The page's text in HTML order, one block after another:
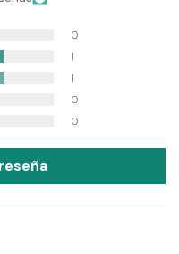
0
1
1
0
0